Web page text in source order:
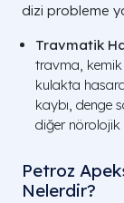
dizi probleme
Travmatik
travma, kemik
kulakta
kaybı, denge
diğer nörolojik
Petroz
Nelerdir?